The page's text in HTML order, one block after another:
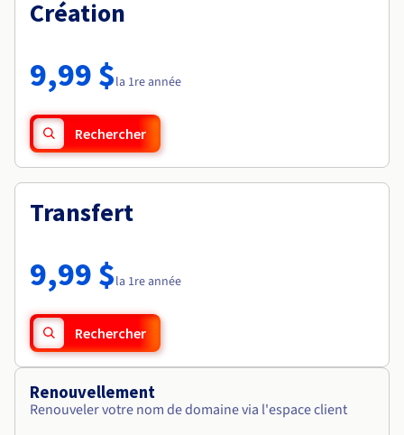
Tarifs
Roadmap & Changelog
Roadmap & Changelog
Création
9,99 $la 1re année
Rechercher
Transfert
9,99 $la 1re année
Rechercher
Renouvellement
Renouveler votre nom de domaine via l'espace client